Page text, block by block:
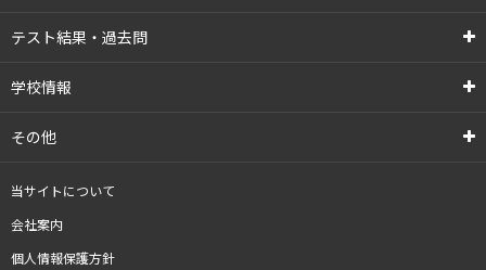
テスト結果・過去問
学校情報
その他
当サイトについて
会社案内
個人情報保護方針